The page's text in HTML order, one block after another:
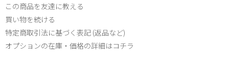
この商品を友達に教える
買い物を続ける
特定商取引法に基づく表記 (返品など)
オプションの在庫・価格の詳細はコチラ